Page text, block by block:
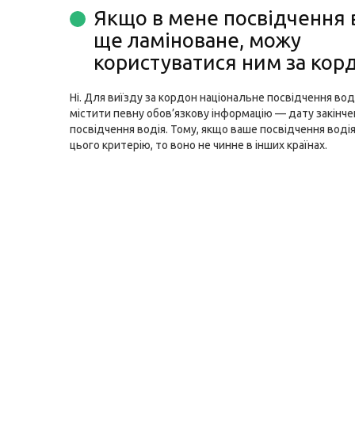
Якщо в мене посвідчення
ще ламіноване, можу
користуватися ним за
Ні. Для виїзду за кордон національне посвідчення
містити певну обов’язкову інформацію — дату
посвідчення водія. Тому, якщо ваше посвідчення
цього критерію, то воно не чинне в інших країнах.